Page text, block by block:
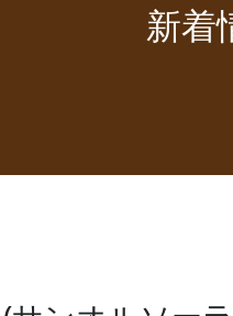
新着